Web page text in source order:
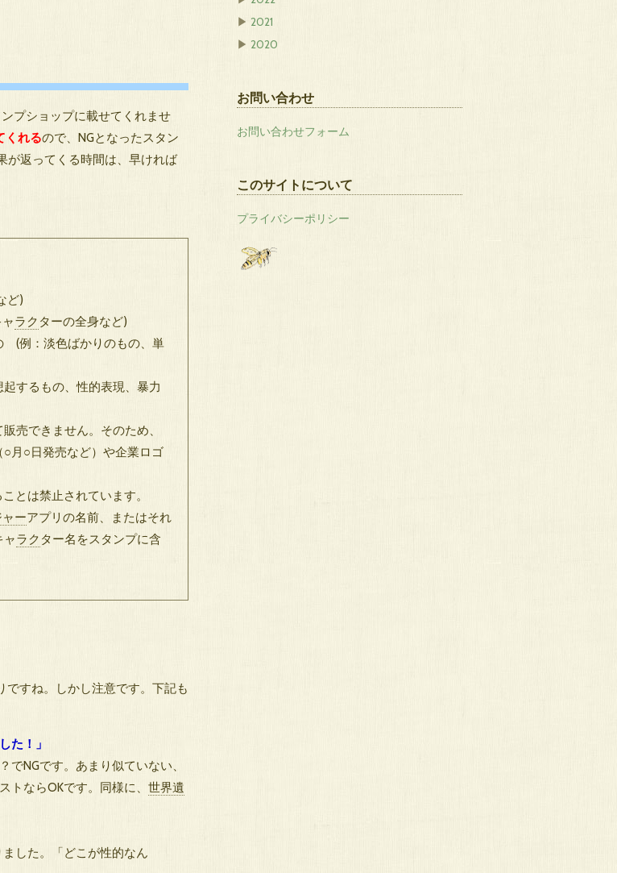
プショップに載せてくれませ
くれるので、NGとなったスタン
が返ってくる時間は、早ければ
ど)
ラク ターの全身など)
(例：淡色ばかりのもの、単
するもの、性的表現、暴力
売できません。そのため、
月○日発売など）や企業ロゴ
とは禁止されています。
ーアプリの名前、またはそれ
ャラク ター名をスタンプに含
ですね。しかし注意です。下記も
た！」
？でNGです。あまり似ていない、
ならOKです。同様に、 世界遺
した。「どこが性的なん
▶ 2021
▶ 2020
お問い合わせ
お問い合わせフォーム
このサイトについて
プライバシーポリシー